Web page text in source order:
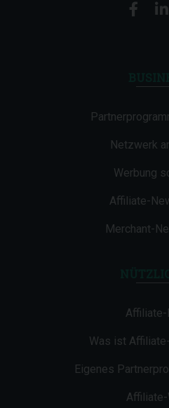
Netzwerk
Werbung
Affiliate-
Merchant-
Affiliate-
Was ist
Eigenes